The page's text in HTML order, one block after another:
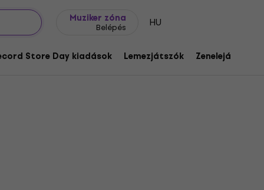
Muziker zóna
Belépés HU
Store Day kiadások Lemezjátszók Zenelejátszók